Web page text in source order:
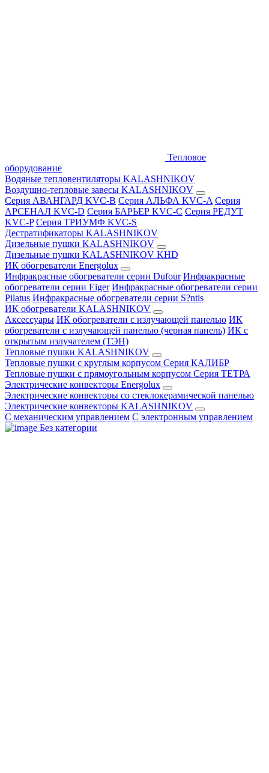
Тепловое
оборудование
Водяные тепловентиляторы KALASHNIKOV
Воздушно-тепловые завесы KALASHNIKOV
Серия АВАНГАРД KVC-B Серия АЛЬФА KVC-A Серия
АРСЕНАЛ KVC-D Серия БАРЬЕР KVC-C Серия РЕДУТ
KVC-P Серия ТРИУМФ KVC-S
Дестратификаторы KALASHNIKOV
Дизельные пушки KALASHNIKOV
Дизельные пушки KALASHNIKOV KHD
ИК обогреватели Energolux
Инфракрасные обогреватели серии Dufour Инфракрасные
обогреватели серии Eiger Инфракрасные обогреватели серии
Pilatus Инфракрасные обогреватели серии S?ntis
ИК обогреватели KALASHNIKOV
Аксессуары ИК обогреватели с излучающей панелью ИК
обогреватели с излучающей панелью (черная панель) ИК с
открытым излучателем (ТЭН)
Тепловые пушки KALASHNIKOV
Тепловые пушки с круглым корпусом Серия КАЛИБР
Тепловые пушки с прямоугольным корпусом Серия ТЕТРА
Электрические конвекторы Energolux
Электрические конвекторы со стеклокерамической панелью
Электрические конвекторы KALASHNIKOV
С механическим управлением С электронным управлением
Без категории